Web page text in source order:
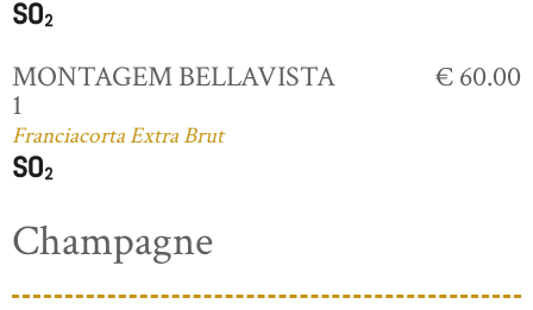
MONTAGEM BELLAVISTA
1
Franciacorta Extra Brut
€ 60.00
Champagne